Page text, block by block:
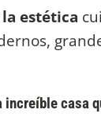
estética
casa